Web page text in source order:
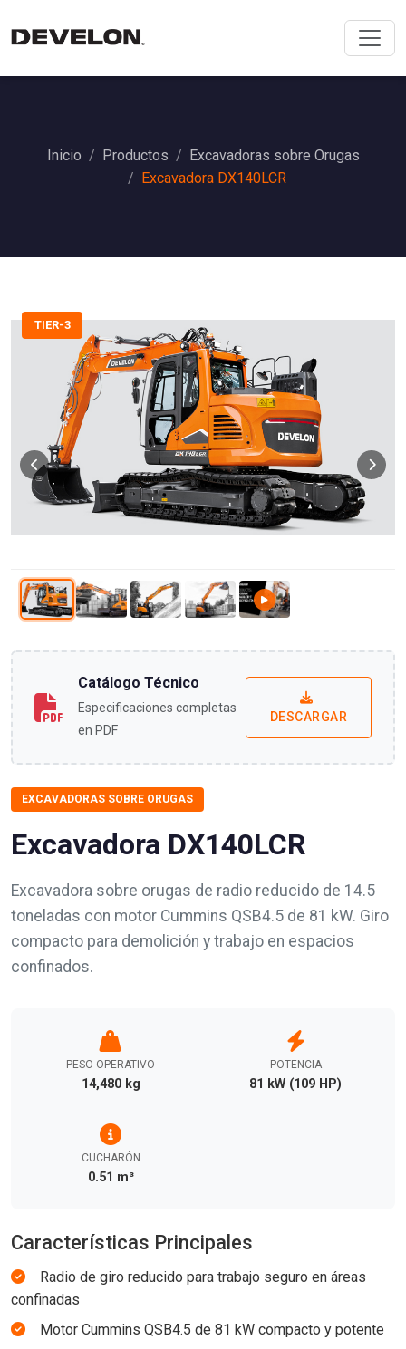
Inicio Productos
Excavadoras sobre Orugas
Excavadora DX140LCR
TIER-3
Catálogo Técnico
Especificaciones completas
en PDF
DESCARGAR
EXCAVADORAS SOBRE ORUGAS
Excavadora DX140LCR
Excavadora sobre orugas de radio reducido de 14.5
toneladas con motor Cummins QSB4.5 de 81 kW. Giro
compacto para demolición y trabajo en espacios
confinados.
PESO OPERATIVO
14,480 kg
POTENCIA
81 kW (109 HP)
CUCHARÓN
0.51 m³
Características Principales
Radio de giro reducido para trabajo seguro en áreas
confinadas
Motor Cummins QSB4.5 de 81 kW compacto y potente